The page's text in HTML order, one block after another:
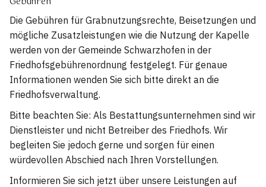
Die Gebühren für Grabnutzungsrechte, Beisetzungen und
mögliche Zusatzleistungen wie die Nutzung der Kapelle
werden von der Gemeinde Schwarzhofen in der
Friedhofsgebührenordnung festgelegt. Für genaue
Informationen wenden Sie sich bitte direkt an die
Friedhofsverwaltung.
Bitte beachten Sie: Als Bestattungsunternehmen sind wir
Dienstleister und nicht Betreiber des Friedhofs. Wir
begleiten Sie jedoch gerne und sorgen für einen
würdevollen Abschied nach Ihren Vorstellungen.
Informieren Sie sich jetzt über unsere Leistungen auf